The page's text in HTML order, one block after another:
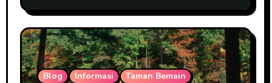
Blog Informasi
Taman Bemain